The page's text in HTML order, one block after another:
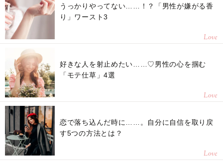
うっかりやってない……！？「男性が嫌がる香
り」ワースト3
Love
好きな人を射止めたい……♡男性の心を掴む
「モテ仕草」4選
Love
恋で落ち込んだ時に……。自分に自信を取り戻
す5つの方法とは？
Love